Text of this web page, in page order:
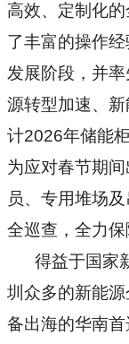
高效、定制化
了丰富的操作
发展阶段，并
源转型加速、
计2026年储能
为应对春节期
员、专用堆场
全巡查，全力保
得益于国家
圳众多的新能
备出海的华南